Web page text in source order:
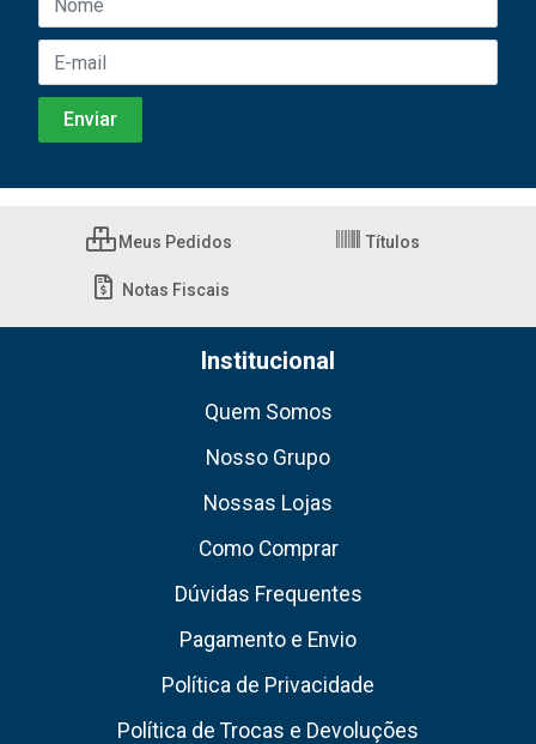
Meus Pedidos Títulos
Notas Fiscais
Institucional
Quem Somos
Nosso Grupo
Nossas Lojas
Como Comprar
Dúvidas Frequentes
Pagamento e Envio
Política de Privacidade
Política de Trocas e Devoluções